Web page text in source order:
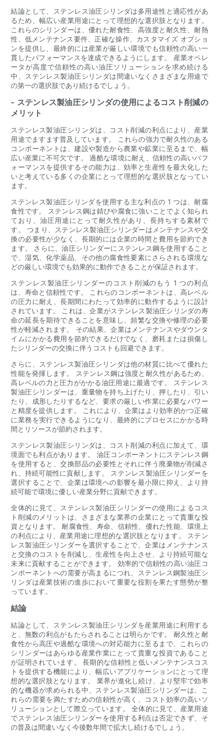
結論として、ステンレス油圧シリンダは多用途性と適応性があ
るため、幅広い産業用途にとって理想的な選択肢となります。
これらのシリンダーは、優れた耐食性、高強度と耐久性、耐熱
性、低メンテナンス要件、正確な操作、カスタマイズ オプショ
ンを提供し、最終的には産業が厳しい環境でも信頼性の高い一
貫したパフォーマンスを達成できるようにします。 産業オペレ
ータが高度で信頼性の高い油圧ソリューションを求め続ける
中、ステンレス製油圧シリンダは間違いなくさまざまな用途で
の第一の選択肢であり続けるでしょう。
- ステンレス製油圧シリンダの使用によるコスト削減の
メリット
ステンレス製油圧シリンダは、コスト削減の利点により、産業
用途でますます普及しています。 これらの強力で耐久性のある
コンポーネントは、建設や製造から農業や鉱業に至るまで、幅
広い産業に不可欠です。 過酷な環境に耐え、信頼性の高いパフ
ォーマンスを提供するその能力は、効率と生産性を最大化した
いと考えている多くの企業にとって理想的な選択肢となってい
ます。
ステンレス製油圧シリンダを使用する主な利点の 1 つは、耐腐
食性です。 ステンレス鋼は錆びや腐食に強いことでよく知られ
ており、油圧用途にとって耐久性があり、長持ちする素材で
す。 つまり、ステンレス製油圧シリンダーはメンテナンスや交
換の必要性が少なく、長期的には企業の時間と費用を節約でき
ます。 さらに、油圧シリンダーにステンレス鋼を使用すること
で、湿気、化学薬品、その他の腐食性要素にさらされる環境な
どの厳しい環境でも効果的に動作できることが保証されます。
ステンレス製油圧シリンダーのコスト削減のもう 1 つの利点
は、寿命と信頼性です。 これらのコンポーネントは、高レベル
の圧力に耐え、長期間にわたって効率的に動作するように設計
されています。 これは、企業がステンレス製油圧シリンダの寿
命の延長を期待できることを意味し、頻繁な交換や修理の必要
性が軽減されます。 その結果、企業はメンテナンスやダウンタ
イムにかかる費用を節約できるだけでなく、磨耗または損傷し
たシリンダーの交換に伴うコストも回避できます。
さらに、ステンレス製油圧シリンダは他の材質に比べて優れた
性能を発揮します。 ステンレス鋼は強度と耐久性があるため、
高レベルの力と圧力がかかる油圧用途に最適です。 ステンレス
製油圧シリンダーは、重量物を持ち上げたり、押したり、引い
たり、成形したりするなど、要求の厳しい作業に必要なパワー
と精度を提供します。 これにより、企業はより効率的かつ正確
に業務を実行できるようになり、最終的にプロセスにかかる時
間とリソースが節約されます。
ステンレス製油圧シリンダは、コスト削減の利点に加えて、環
境面でも利点があります。 油圧コンポーネントにステンレス鋼
を使用すると、交換部品の必要性とそれに伴う廃棄物が削減さ
れ、持続可能性に貢献します。 ステンレス製油圧シリンダーを
選択することで、企業は環境への影響を最小限に抑え、より持
続可能で環境に優しい産業分野に貢献できます。
全体的に見て、ステンレス製油圧シリンダーの使用によるコス
ト削減のメリットは、さまざまな業界の企業にとって貴重な投
資となります。 耐腐食性、寿命、信頼性、優れた性能、環境上
の利点により、産業用途に理想的な選択肢となります。 ステン
レス製油圧シリンダーを選択することで、企業はメンテナンス
と交換のコストを削減し、生産性を向上させ、より持続可能な
未来に貢献することができます。 効率的で信頼性の高い油圧コ
ンポーネントへの需要が高まるにつれ、ステンレス鋼製油圧シ
リンダは産業技術の進歩において重要な役割を果たす態勢が整
っています。
結論
結論として、ステンレス製油圧シリンダを産業用途に利用する
と、無数の利点がもたらされることは明らかです。 耐久性と耐
食性から高圧や過酷な環境への対応能力に至るまで、これらの
シリンダーはあらゆる産業作業にとって貴重な投資であること
が証明されています。 長期的な信頼性と低いメンテナンスコス
トを提供する機能により、幅広いアプリケーションにとって理
想的な選択肢となります。 業界が進化し続け、より堅牢で効率
的な機器が求められる中、ステンレス製油圧シリンダーは、こ
れらの需要を満たすための信頼性が高く、コスト効率の高いソ
リューションとして際立っています。 全体的に見て、産業用途
でステンレス油圧シリンダーを使用する利点は否定できず、そ
の普及は間違いなく今後数年間で拡大し続けるでしょう。